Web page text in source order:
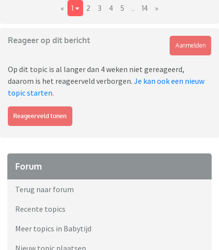
« 1 2 3 4 5 14 »
Reageer op dit bericht
Aanmelden
Op dit topic is al langer dan 4 weken niet gereageerd,
daarom is het reageerveld verborgen. Je kan ook een nieuw
topic starten.
Reageerveld tonen
Forum
Terug naar forum
Recente topics
Meer topics in Babytijd